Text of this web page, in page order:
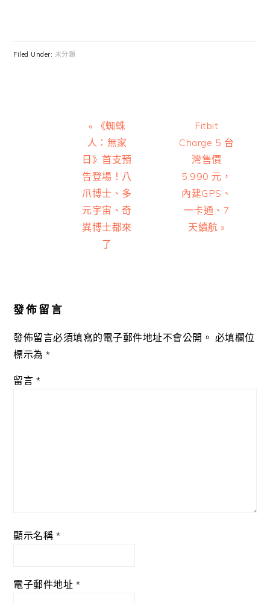
Filed Under: 未分類
Previous
Post:
« 《蜘蛛
人：無家
日》首支預
告登場！八
爪博士、多
元宇宙、奇
異博士都來
了
Next
Post:
Fitbit
Charge 5 台
灣售價
5,990 元，
內建GPS、
一卡通、7
天續航 »
發佈留言
發佈留言必須填寫的電子郵件地址不會公開。 必填欄位
標示為*
留言 *
顯示名稱 *
電子郵件地址 *